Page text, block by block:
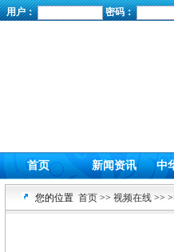
用户： 密码：
首页 新闻资讯 中
您的位置 首页 >> 视频在线 >>